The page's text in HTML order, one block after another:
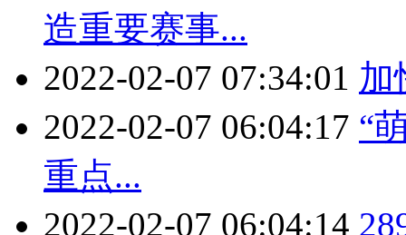
造重要赛事...
2022-02-07 07:34:01 加
2022-02-07 06:04:17 “
重点...
2022-02-07 06:04:14